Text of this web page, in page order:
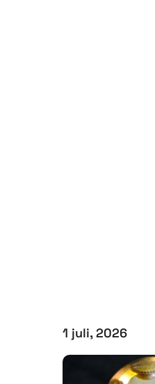
1 juli, 2026